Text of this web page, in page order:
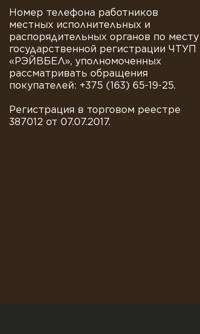
Номер телефона работников
местных исполнительных и
распорядительных органов по месту
государственной регистрации ЧТУП
«РЭЙВБЕЛ», уполномоченных
рассматривать обращения
покупателей: +375 (163) 65-19-25.
Регистрация в торговом реестре
387012 от 07.07.2017.